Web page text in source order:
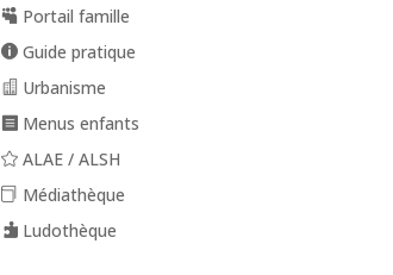
Portail famille
Guide pratique
Urbanisme
Menus enfants
ALAE / ALSH
Médiathèque
Ludothèque